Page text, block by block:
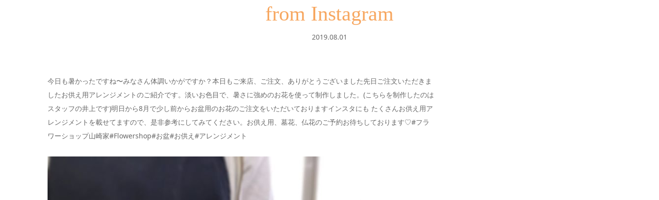
from Instagram
2019.08.01
今日も暑かったですね〜️みなさん体調いかがですか？本日もご来店、ご注文、ありがとうございました先日ご注文いただきま
したお供え用アレンジメントのご紹介です。淡いお色目で、暑さに強めのお花を使って制作しました。(こちらを制作したのは
スタッフの井上です)明日から8月で少し前からお盆用のお花のご注文をいただいておりますインスタにも たくさんお供え用ア
レンジメントを載せてますので、是非参考にしてみてください。お供え用、墓花、仏花のご予約お待ちしております♡#フラ
ワーショップ山崎家#Flowershop#お盆#お供え#アレンジメント